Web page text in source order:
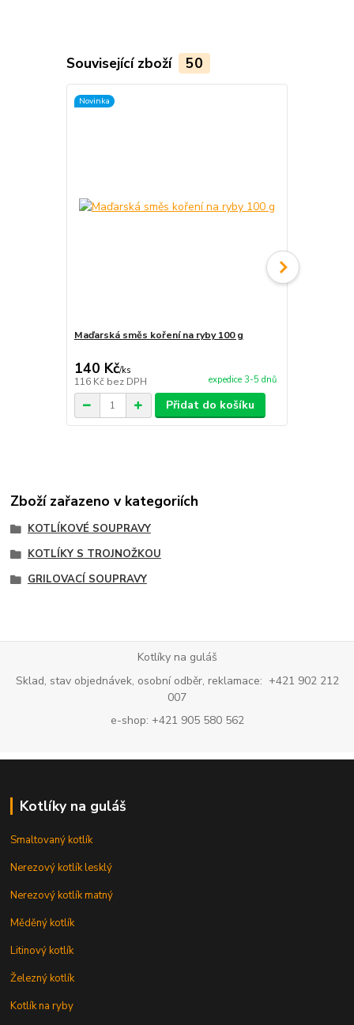
Související zboží 50
Novinka
Maďarská směs koření na ryby 100 g
140 Kč/ks
116 Kč bez DPH expedice 3-5 dnů
Přidat do košíku
Zboží zařazeno v kategoriích
KOTLÍKOVÉ SOUPRAVY
KOTLÍKY S TROJNOŽKOU
GRILOVACÍ SOUPRAVY
Kotlíky na guláš
Sklad, stav objednávek, osobní odběr, reklamace: +421 902 212
007
e-shop: +421 905 580 562
Kotlíky na guláš
Smaltovaný kotlík
Nerezový kotlík lesklý
Nerezový kotlík matný
Měděný kotlík
Litinový kotlík
Železný kotlík
Kotlík na ryby